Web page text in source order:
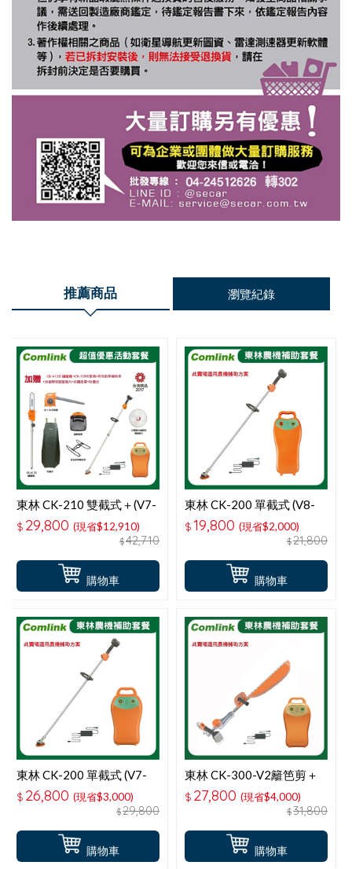
推薦商品 瀏覽紀錄
購物車
東林 CK-210 雙截式＋(V7-
20AH高動力電池＋充電器)
超值優惠活動套餐
$ 29,800 (現省$12,910)
$42,710
購物車
東林 CK-200 單截式 (V8-
15AH高動力電池＋充電器)
電動割草機-適用農機補助
$19,800 (現省$2,000)
$21,800
購物車
東林 CK-200 單截式 (V7-
30AH高動力電池＋充電器)
電動割草機-適用農機補助
$ 26,800 (現省$3,000)
$29,800
購物車
東林 CK-300-V2籬笆剪＋
(V7-20AH 高動力電池＋充
電器)-適用農機補助
$ 27,800 (現省$4,000)
$31,800